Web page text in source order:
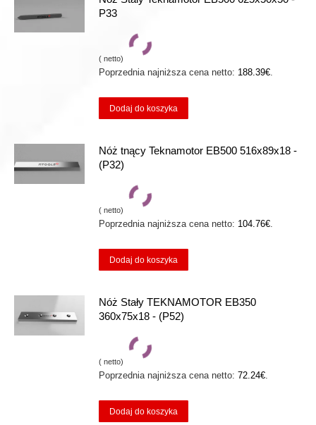
P33
( netto)
Poprzednia najniższa cena netto: 188.39€.
Dodaj do koszyka
Nóż tnący Teknamotor EB500 516x89x18 -
(P32)
( netto)
Poprzednia najniższa cena netto: 104.76€.
Dodaj do koszyka
Nóż Stały TEKNAMOTOR EB350
360x75x18 - (P52)
( netto)
Poprzednia najniższa cena netto: 72.24€.
Dodaj do koszyka